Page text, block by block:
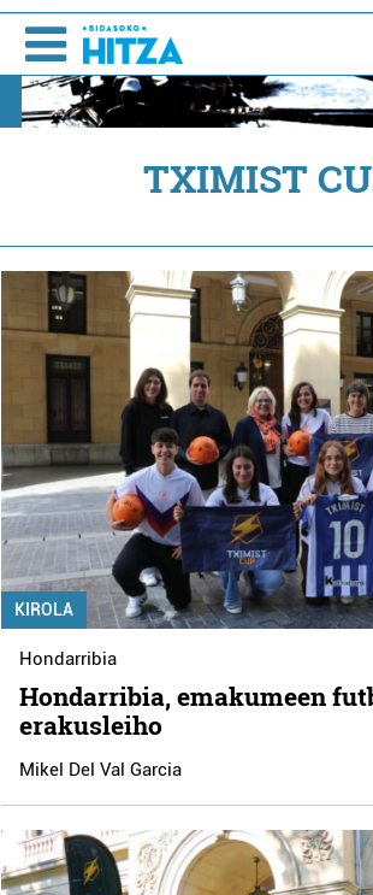
TXIMIST
KIROLA
Hondarribia
Hondarribia, emakumeen
erakusleiho
Mikel Del Val Garcia